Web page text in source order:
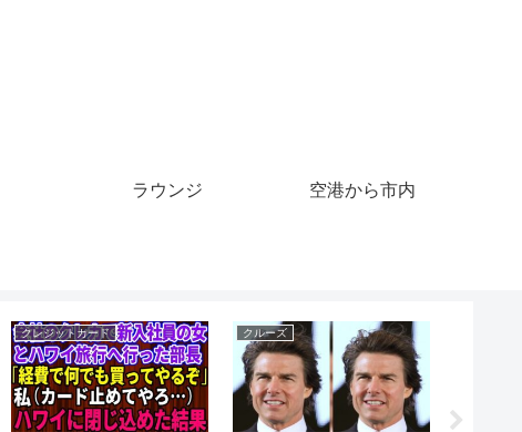
ラウンジ 空港から市内
クレジットカード バックパッカー